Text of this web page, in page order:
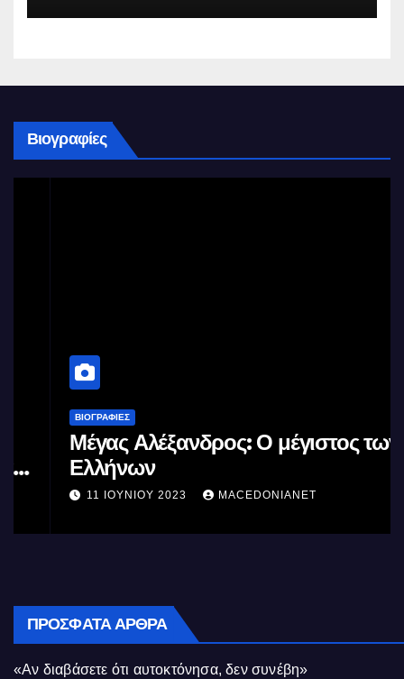
Βιογραφίες
ΒΙΟΓΡΑΦΊΕΣ
Μέγας Αλέξανδρος: Ο μέγιστος των
Ελλήνων
11 ΙΟΥΝΊΟΥ 2023 MACEDONIANET
ΠΡΌΣΦΑΤΑ ΆΡΘΡΑ
«Αν διαβάσετε ότι αυτοκτόνησα, δεν συνέβη»